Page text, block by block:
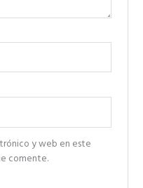
y web en este
comente.